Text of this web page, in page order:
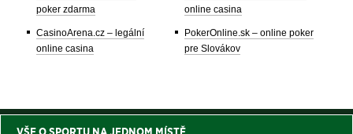
poker zdarma
CasinoArena.cz – legální
online casina
online casina
PokerOnline.sk – online poker
pre Slovákov